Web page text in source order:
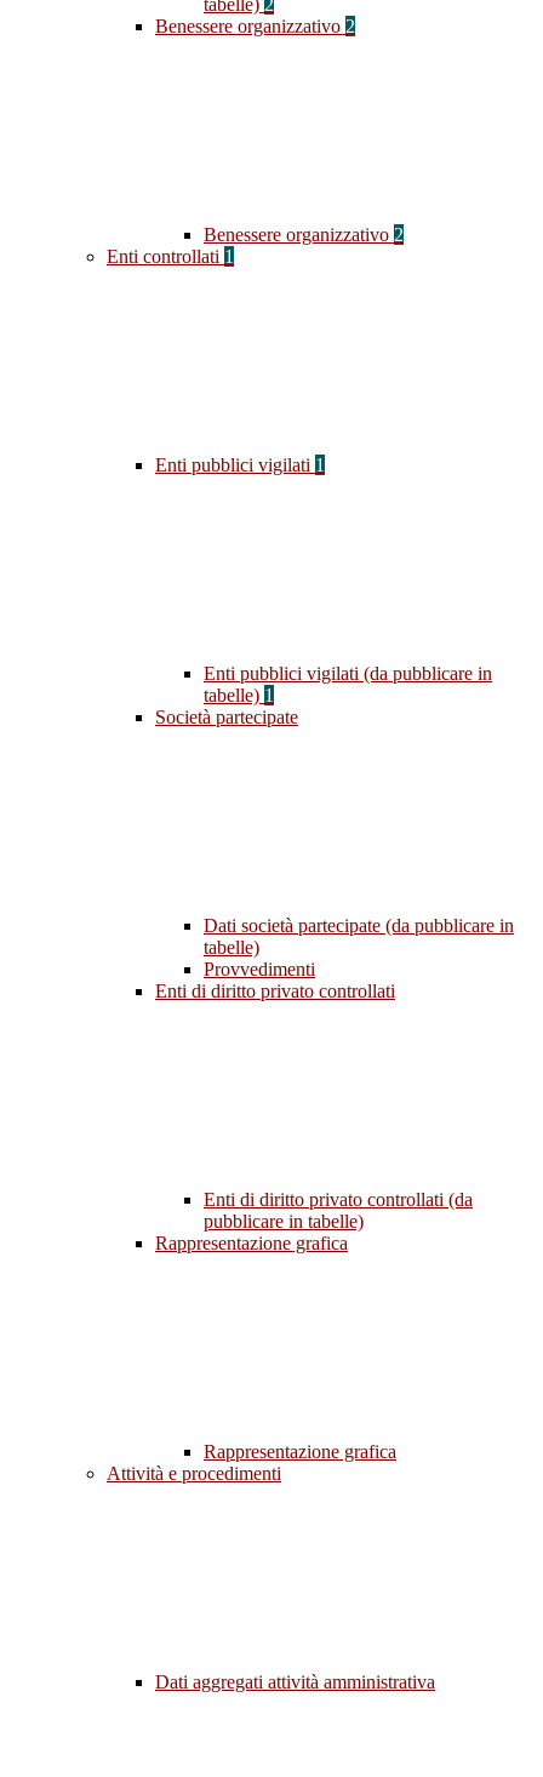
tabelle) 2
Benessere organizzativo 2
Benessere organizzativo 2
Enti controllati 1
Enti pubblici vigilati 1
Enti pubblici vigilati (da pubblicare in
tabelle) 1
Società partecipate
Dati società partecipate (da pubblicare in
tabelle)
Provvedimenti
Enti di diritto privato controllati
Enti di diritto privato controllati (da
pubblicare in tabelle)
Rappresentazione grafica
Rappresentazione grafica
Attività e procedimenti
Dati aggregati attività amministrativa